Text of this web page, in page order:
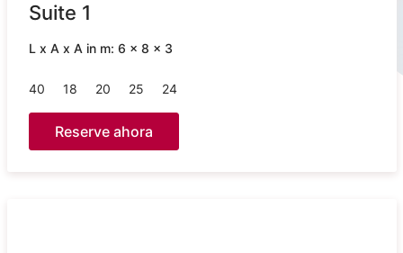
Suite 1
L x A x A in m: 6 x 8 x 3
40 18 20 25 24
Reserve ahora